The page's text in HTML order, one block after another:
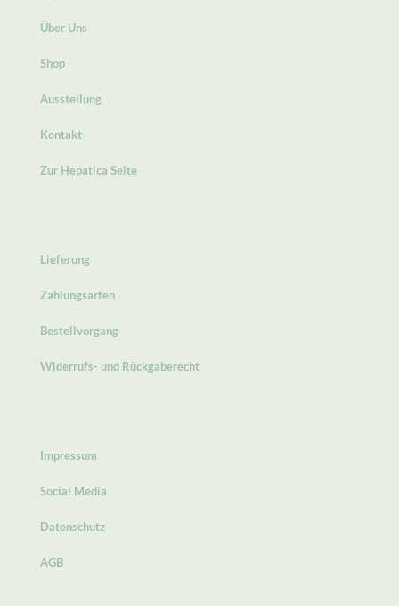
Über Uns
Shop
Ausstellung
Kontakt
Zur Hepatica Seite
Lieferung
Zahlungsarten
Bestellvorgang
Widerrufs- und Rückgaberecht
Impressum
Social Media
Datenschutz
AGB